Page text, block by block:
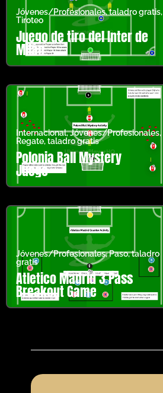
Jóvenes/Profesionales,taladro gratis,
Tiroteo
Juego de tiro del Inter de
Milán
Internacional,Jóvenes/Profesionales,
Regate,taladro gratis
Polonia Ball Mystery
Juego
Jóvenes/Profesionales,Paso,taladro
gratis
Atletico Madrid 3 Pass
Breakout Game